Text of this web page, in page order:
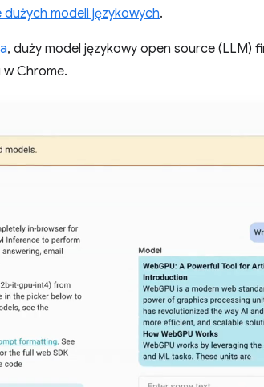
modeli językowych.
, duży model językowy open source (LLM)
Chrome.